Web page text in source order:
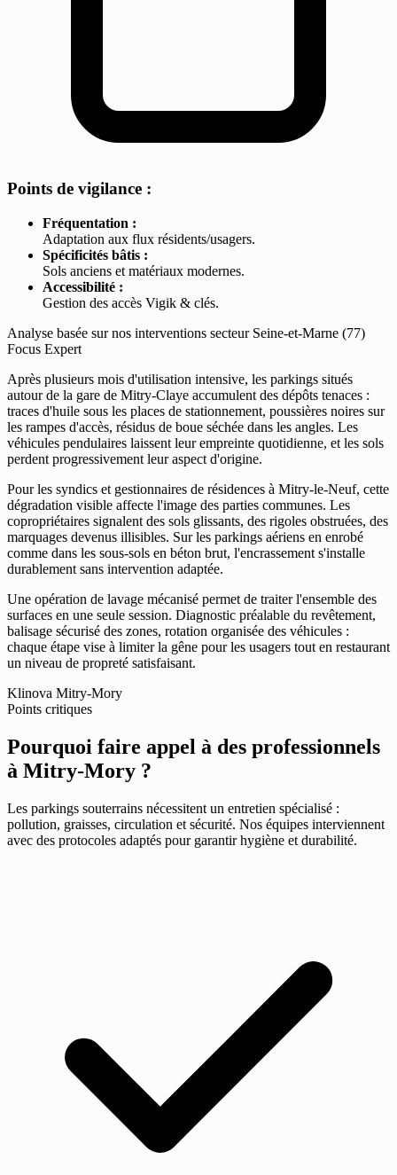
Points de vigilance :
Fréquentation :
Adaptation aux flux résidents/usagers.
Spécificités bâtis :
Sols anciens et matériaux modernes.
Accessibilité :
Gestion des accès Vigik & clés.
Analyse basée sur nos interventions secteur Seine-et-Marne (77)
Focus Expert
Après plusieurs mois d'utilisation intensive, les parkings situés
autour de la gare de Mitry-Claye accumulent des dépôts tenaces :
traces d'huile sous les places de stationnement, poussières noires sur
les rampes d'accès, résidus de boue séchée dans les angles. Les
véhicules pendulaires laissent leur empreinte quotidienne, et les sols
perdent progressivement leur aspect d'origine.
Pour les syndics et gestionnaires de résidences à Mitry-le-Neuf, cette
dégradation visible affecte l'image des parties communes. Les
copropriétaires signalent des sols glissants, des rigoles obstruées, des
marquages devenus illisibles. Sur les parkings aériens en enrobé
comme dans les sous-sols en béton brut, l'encrassement s'installe
durablement sans intervention adaptée.
Une opération de lavage mécanisé permet de traiter l'ensemble des
surfaces en une seule session. Diagnostic préalable du revêtement,
balisage sécurisé des zones, rotation organisée des véhicules :
chaque étape vise à limiter la gêne pour les usagers tout en restaurant
un niveau de propreté satisfaisant.
Klinova Mitry-Mory
Points critiques
Pourquoi faire appel à des professionnels
à Mitry-Mory ?
Les parkings souterrains nécessitent un entretien spécialisé :
pollution, graisses, circulation et sécurité. Nos équipes interviennent
avec des protocoles adaptés pour garantir hygiène et durabilité.